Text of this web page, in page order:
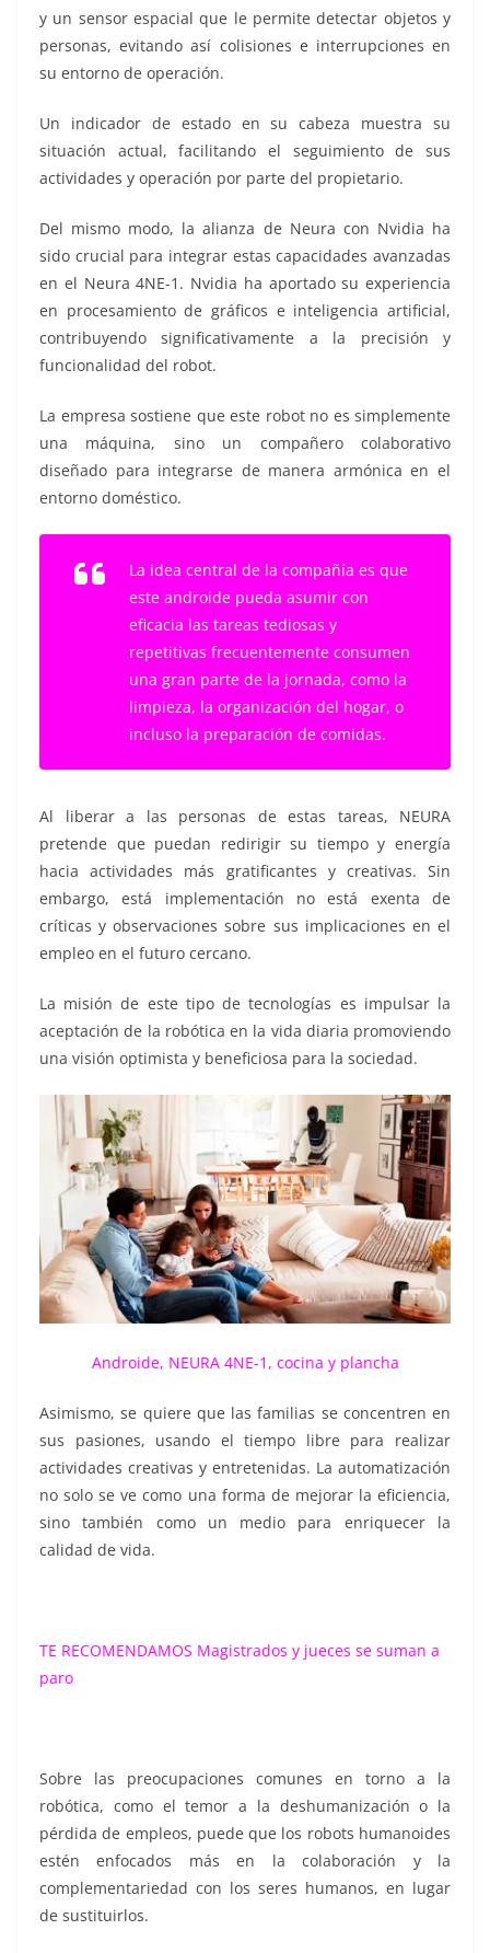
y un sensor espacial que le permite detectar objetos y
personas, evitando así colisiones e interrupciones en
su entorno de operación.
Un indicador de estado en su cabeza muestra su
situación actual, facilitando el seguimiento de sus
actividades y operación por parte del propietario.
Del mismo modo, la alianza de Neura con Nvidia ha
sido crucial para integrar estas capacidades avanzadas
en el Neura 4NE-1. Nvidia ha aportado su experiencia
en procesamiento de gráficos e inteligencia artificial,
contribuyendo significativamente a la precisión y
funcionalidad del robot.
La empresa sostiene que este robot no es simplemente
una máquina, sino un compañero colaborativo
diseñado para integrarse de manera armónica en el
entorno doméstico.
La idea central de la compañía es que
este androide pueda asumir con
eficacia las tareas tediosas y
repetitivas frecuentemente consumen
una gran parte de la jornada, como la
limpieza, la organización del hogar, o
incluso la preparación de comidas.
Al liberar a las personas de estas tareas, NEURA
pretende que puedan redirigir su tiempo y energía
hacia actividades más gratificantes y creativas. Sin
embargo, está implementación no está exenta de
críticas y observaciones sobre sus implicaciones en el
empleo en el futuro cercano.
La misión de este tipo de tecnologías es impulsar la
aceptación de la robótica en la vida diaria promoviendo
una visión optimista y beneficiosa para la sociedad.
Androide, NEURA 4NE-1, cocina y plancha
Asimismo, se quiere que las familias se concentren en
sus pasiones, usando el tiempo libre para realizar
actividades creativas y entretenidas. La automatización
no solo se ve como una forma de mejorar la eficiencia,
sino también como un medio para enriquecer la
calidad de vida.
TE RECOMENDAMOS Magistrados y jueces se suman a
paro
Sobre las preocupaciones comunes en torno a la
robótica, como el temor a la deshumanización o la
pérdida de empleos, puede que los robots humanoides
estén enfocados más en la colaboración y la
complementariedad con los seres humanos, en lugar
de sustituirlos.